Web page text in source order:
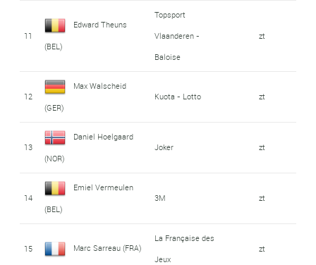
11
Edward Theuns
(BEL)
Topsport
Vlaanderen -
Baloise
zt
12
Max Walscheid
(GER)
Kuota - Lotto zt
13
Daniel Hoelgaard
(NOR)
Joker zt
14
Emiel Vermeulen
(BEL)
3M zt
15 Marc Sarreau (FRA)
La Française des
Jeux
zt